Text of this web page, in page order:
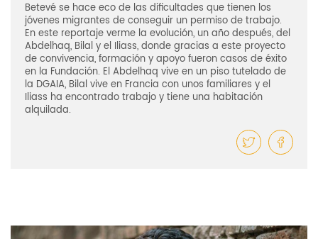
Betevé se hace eco de las dificultades que tienen los
jóvenes migrantes de conseguir un permiso de trabajo.
En este reportaje verme la evolución, un año después, del
Abdelhaq, Bilal y el Iliass, donde gracias a este proyecto
de convivencia, formación y apoyo fueron casos de éxito
en la Fundación. El Abdelhaq vive en un piso tutelado de
la DGAIA, Bilal vive en Francia con unos familiares y el
Iliass ha encontrado trabajo y tiene una habitación
alquilada.